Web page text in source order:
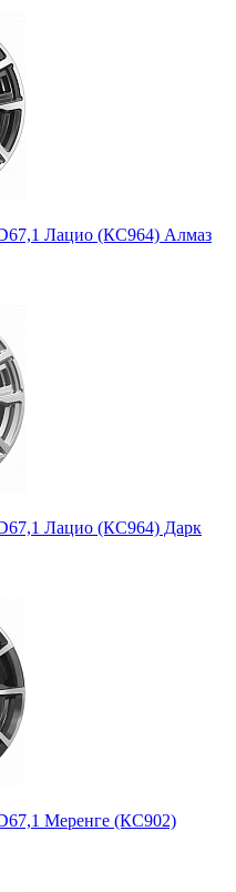
Лацио (КС964) Алмаз
Лацио (КС964) Дарк
Меренге (КС902)